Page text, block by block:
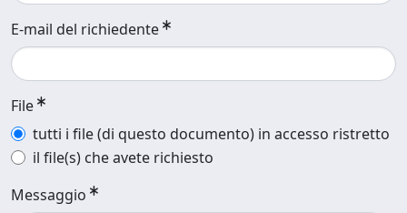
E-mail del richiedente
File
tutti i file (di questo documento) in accesso ristretto
il file(s) che avete richiesto
Messaggio